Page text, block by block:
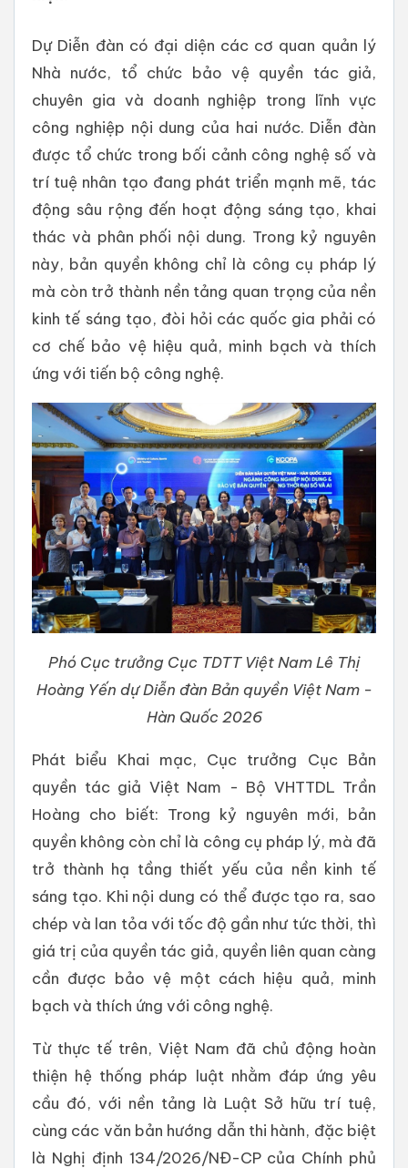
Dự Diễn đàn có đại diện các cơ quan quản lý
Nhà nước, tổ chức bảo vệ quyền tác giả,
chuyên gia và doanh nghiệp trong lĩnh vực
công nghiệp nội dung của hai nước. Diễn đàn
được tổ chức trong bối cảnh công nghệ số và
trí tuệ nhân tạo đang phát triển mạnh mẽ, tác
động sâu rộng đến hoạt động sáng tạo, khai
thác và phân phối nội dung. Trong kỷ nguyên
này, bản quyền không chỉ là công cụ pháp lý
mà còn trở thành nền tảng quan trọng của nền
kinh tế sáng tạo, đòi hỏi các quốc gia phải có
cơ chế bảo vệ hiệu quả, minh bạch và thích
ứng với tiến bộ công nghệ.
Phó Cục trưởng Cục TDTT Việt Nam Lê Thị
Hoàng Yến dự Diễn đàn Bản quyền Việt Nam -
Hàn Quốc 2026
Phát biểu Khai mạc, Cục trưởng Cục Bản
quyền tác giả Việt Nam - Bộ VHTTDL Trần
Hoàng cho biết: Trong kỷ nguyên mới, bản
quyền không còn chỉ là công cụ pháp lý, mà đã
trở thành hạ tầng thiết yếu của nền kinh tế
sáng tạo. Khi nội dung có thể được tạo ra, sao
chép và lan tỏa với tốc độ gần như tức thời, thì
giá trị của quyền tác giả, quyền liên quan càng
cần được bảo vệ một cách hiệu quả, minh
bạch và thích ứng với công nghệ.
Từ thực tế trên, Việt Nam đã chủ động hoàn
thiện hệ thống pháp luật nhằm đáp ứng yêu
cầu đó, với nền tảng là Luật Sở hữu trí tuệ,
cùng các văn bản hướng dẫn thi hành, đặc biệt
là Nghị định 134/2026/NĐ-CP của Chính phủ